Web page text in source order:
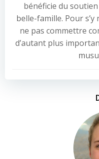
bénéficie du
belle-famille. Pour
ne pas commettre
d’autant plus